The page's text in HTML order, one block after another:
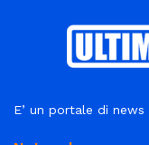
E’ un portale di